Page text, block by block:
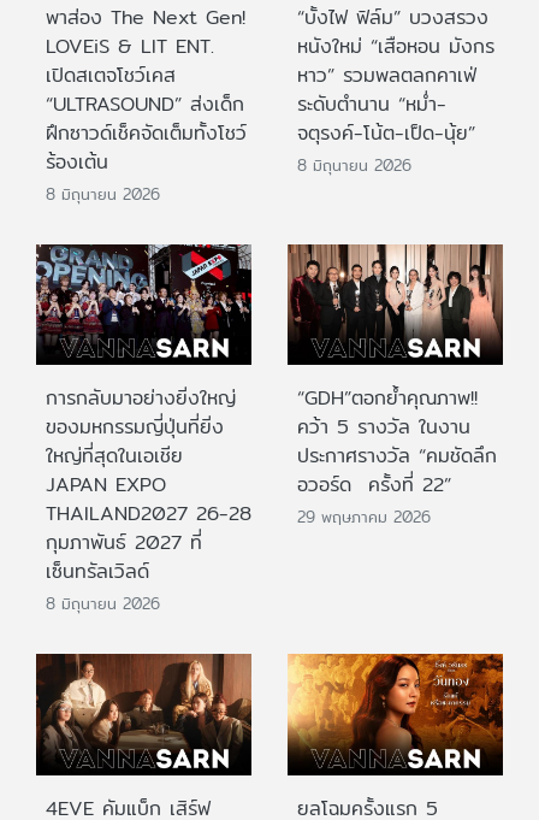
พาส่อง The Next Gen!
LOVEiS & LIT ENT.
เปิดสเตจโชว์เคส
“ULTRASOUND” ส่งเด็ก
ฝึกซาวด์เช็คจัดเต็มทั้งโชว์
ร้องเต้น
8 มิถุนายน 2026
“บั้งไฟ ฟิล์ม” บวงสรวง
หนังใหม่ “เสือหอน มังกร
หาว” รวมพลตลกคาเฟ่
ระดับตำนาน “หม่ำ-
จตุรงค์-โน้ต-เป็ด-นุ้ย”
8 มิถุนายน 2026
การกลับมาอย่างยิ่งใหญ่
ของมหกรรมญี่ปุ่นที่ยิ่ง
ใหญ่ที่สุดในเอเชีย
JAPAN EXPO
THAILAND2027 26-28
กุมภาพันธ์ 2027 ที่
เซ็นทรัลเวิลด์
8 มิถุนายน 2026
“GDH”ตอกย้ำคุณภาพ!!
คว้า 5 รางวัล ในงาน
ประกาศรางวัล “คมชัดลึก
อวอร์ด ครั้งที่ 22”
29 พฤษภาคม 2026
4EVE คัมแบ็ก เสิร์ฟ ยลโฉมครั้งแรก 5